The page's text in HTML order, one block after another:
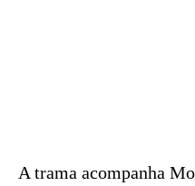
A trama acompanha